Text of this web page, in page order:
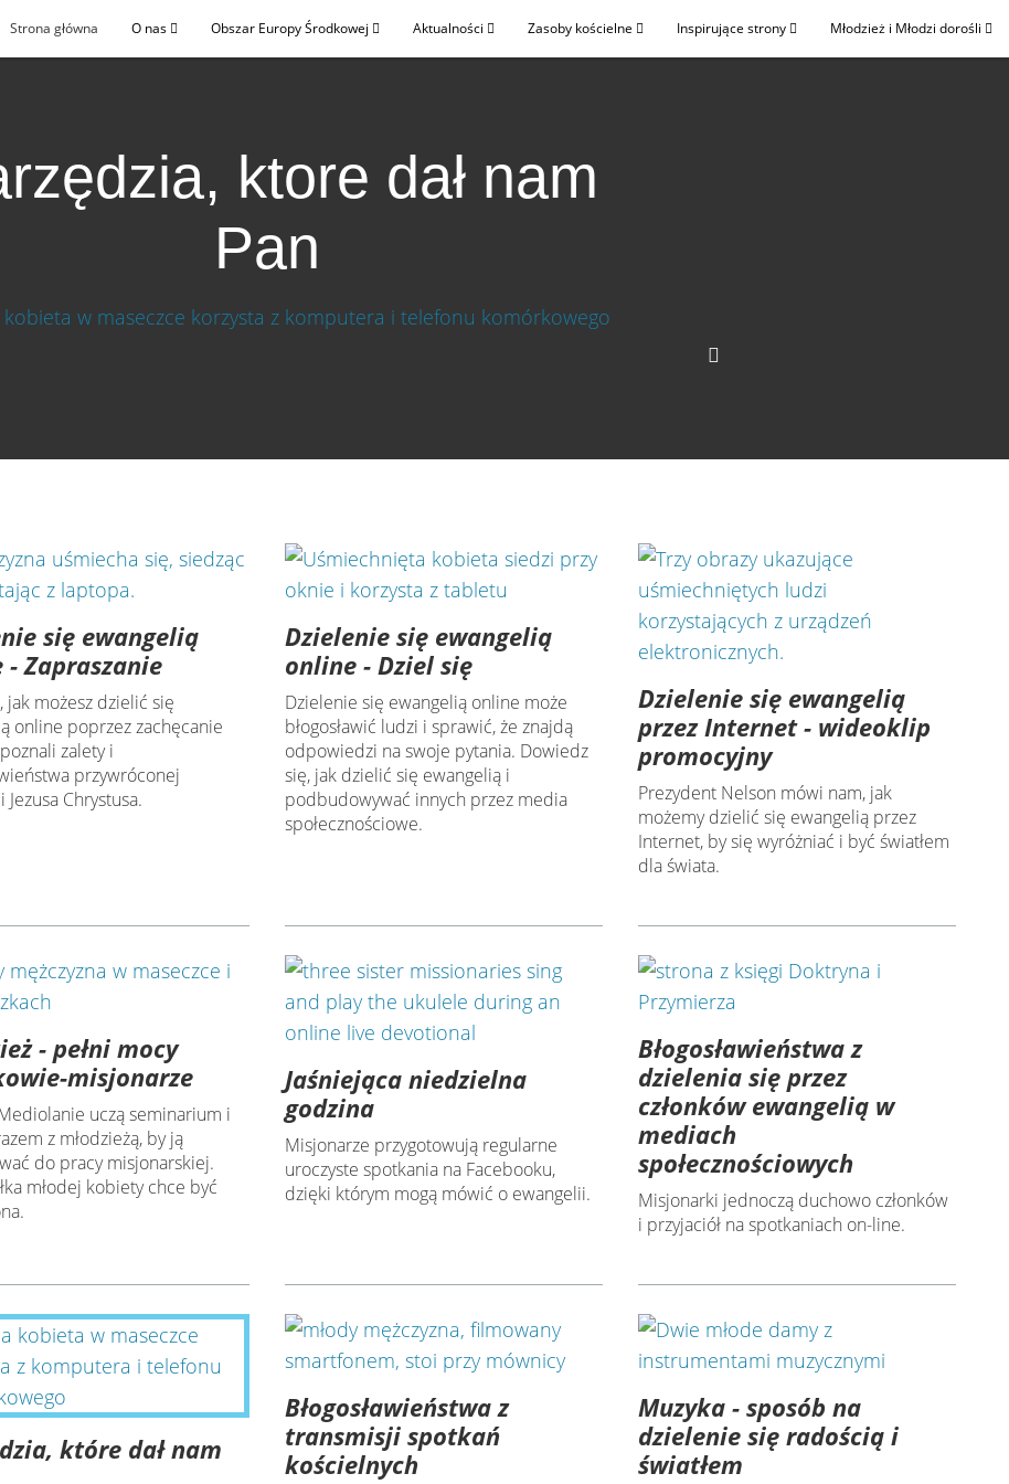
Strona główna O nas Obszar Europy Środkowej Aktualności Zasoby kościelne Inspirujące strony Młodzież i Młodzi dorośli
ktore dał nam
Pan
się ewangelią
Zapraszanie
jak możesz dzielić się
online poprzez zachęcanie
zalety i
przywróconej
Jezusa Chrystusa.
Dzielenie się ewangelią
online - Dziel się
Dzielenie się ewangelią online może
błogosławić ludzi i sprawić, że znajdą
odpowiedzi na swoje pytania. Dowiedz
się, jak dzielić się ewangelią i
podbudowywać innych przez media
społecznościowe.
Dzielenie się ewangelią
przez Internet - wideoklip
promocyjny
Prezydent Nelson mówi nam, jak
możemy dzielić się ewangelią przez
Internet, by się wyróżniać i być światłem
dla świata.
- pełni mocy
misjonarze
uczą seminarium i
z młodzieżą, by ją
do pracy misjonarskiej.
młodej kobiety chce być
Jaśniejąca niedzielna
godzina
Misjonarze przygotowują regularne
uroczyste spotkania na Facebooku,
dzięki którym mogą mówić o ewangelii.
Błogosławieństwa z
dzielenia się przez
członków ewangelią w
mediach
społecznościowych
Misjonarki jednoczą duchowo członków
i przyjaciół na spotkaniach on-line.
które dał nam
Błogosławieństwa z
transmisji spotkań
kościelnych
Muzyka - sposób na
dzielenie się radością i
światłem